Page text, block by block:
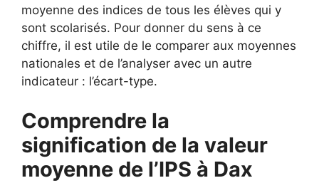
moyenne des indices de tous les élèves qui y
sont scolarisés. Pour donner du sens à ce
chiffre, il est utile de le comparer aux moyennes
nationales et de l’analyser avec un autre
indicateur : l’écart-type.
Comprendre la
signification de la valeur
moyenne de l’IPS à Dax